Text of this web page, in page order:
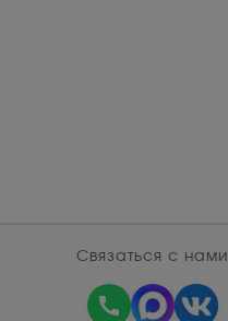
Связаться с нами
call